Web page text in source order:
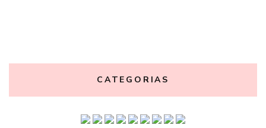
CATEGORIAS